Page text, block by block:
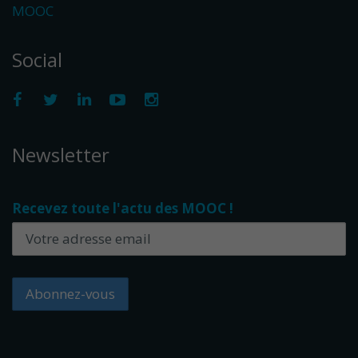
MOOC
Social
Newsletter
Recevez toute l'actu des MOOC !